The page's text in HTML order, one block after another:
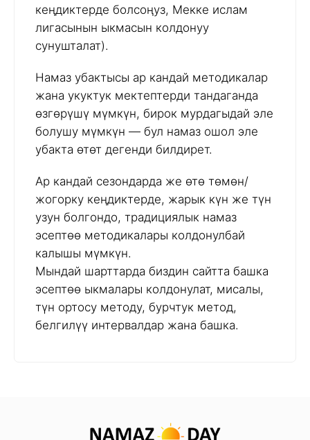
кеңдиктерде болсоңуз, Мекке ислам
лигасынын ыкмасын колдонуу
сунушталат).
Намаз убактысы ар кандай методикалар
жана укуктук мектептерди тандаганда
өзгөрүшү мүмкүн, бирок мурдагыдай эле
болушу мүмкүн — бул намаз ошол эле
убакта өтөт дегенди билдирет.
Ар кандай сезондарда же өтө төмөн/
жогорку кеңдиктерде, жарык күн же түн
узун болгондо, традициялык намаз
эсептөө методикалары колдонулбай
калышы мүмкүн.
Мындай шарттарда биздин сайтта башка
эсептөө ыкмалары колдонулат, мисалы,
түн ортосу методу, бурчтук метод,
белгилүү интервалдар жана башка.